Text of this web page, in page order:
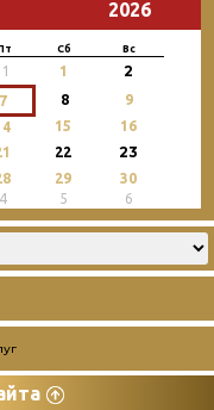
2026
Сб Вс
1 2
7 8
9
15
16
22 23
29
30
4 5 6